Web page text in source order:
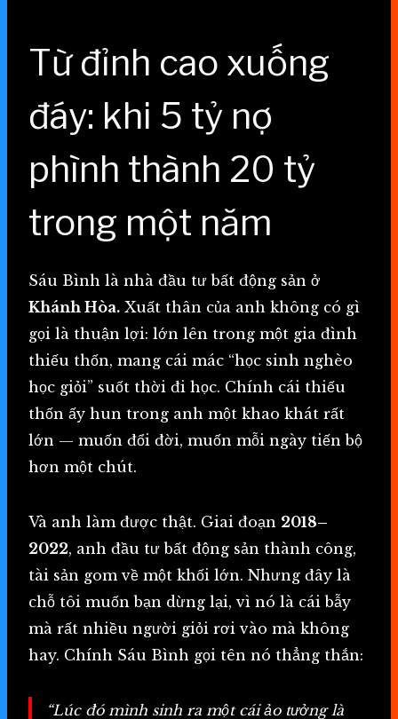
Từ đỉnh cao xuống
đáy: khi 5 tỷ nợ
phình thành 20 tỷ
trong một năm
Sáu Bình là nhà đầu tư bất động sản ở
Khánh Hòa. Xuất thân của anh không có gì
gọi là thuận lợi: lớn lên trong một gia đình
thiếu thốn, mang cái mác “học sinh nghèo
học giỏi” suốt thời đi học. Chính cái thiếu
thốn ấy hun trong anh một khao khát rất
lớn — muốn đổi đời, muốn mỗi ngày tiến bộ
hơn một chút.
Và anh làm được thật. Giai đoạn 2018–
2022, anh đầu tư bất động sản thành công,
tài sản gom về một khối lớn. Nhưng đây là
chỗ tôi muốn bạn dừng lại, vì nó là cái bẫy
mà rất nhiều người giỏi rơi vào mà không
hay. Chính Sáu Bình gọi tên nó thẳng thắn:
“Lúc đó mình sinh ra một cái ảo tưởng là